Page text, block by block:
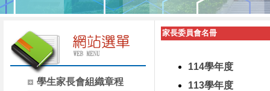
學生家長會組織章程
家長委員會名冊
114學年度
113學年度